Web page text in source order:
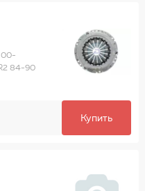
00-
84-90
Купить